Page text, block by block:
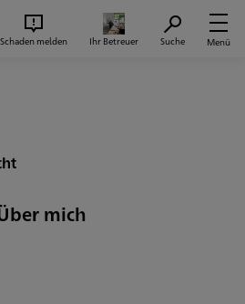
Schaden melden Ihr Betreuer Suche Menü
mich